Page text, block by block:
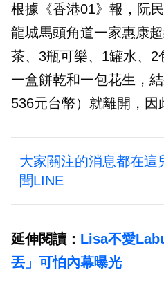
根據《香港01》報，阮
龍城馬頭角道一家惠康
茶、3瓶可樂、1罐水、2
一盒餅乾和一包花生，
536元台幣）就離開，因
大家關注的消息都在這
聞LINE
延伸閱讀： Lisa不愛
丟」可怕內幕曝光